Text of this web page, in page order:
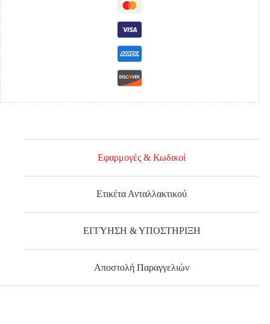
'10-
'15
ΜΟΝΗ
ΚΑΜΠΙΝΑ
ΕΜΠΡΟΣ
ποσότητα
Εφαρμογές & Κωδικοί
Ετικέτα Ανταλλακτικού
ΕΓΓΥΗΣΗ & ΥΠΟΣΤΗΡΙΞΗ
Αποστολή Παραγγελιών